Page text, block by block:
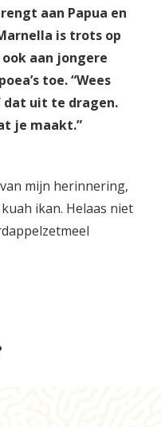
aan Papua en
is trots op
aan jongere
toe.“Wees
uit te dragen.
je maakt.”
mijn herinnering,
kuah ikan. Helaas niet